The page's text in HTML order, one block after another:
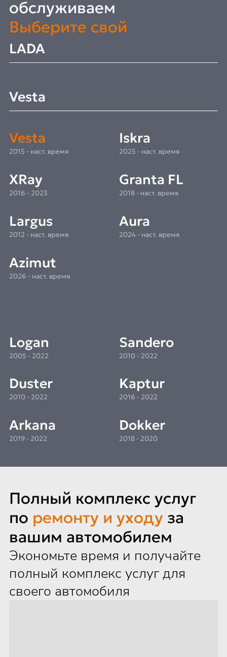
обслуживаем
Выберите свой
LADA
Vesta
Vesta
2015 - наст. время
Iskra
2025 - наст. время
XRay
2016 - 2023
Granta FL
2018 - наст. время
Largus
2012 - наст. время
Aura
2024 - наст. время
Azimut
2026 - наст. время
Logan
2005 - 2022
Sandero
2010 - 2022
Duster
2010 - 2022
Kaptur
2016 - 2022
Arkana
2019 - 2022
Dokker
2018 - 2020
Полный комплекс услуг
по ремонту и уходу за
вашим автомобилем
Экономьте время и получайте
полный комплекс услуг для
своего автомобиля